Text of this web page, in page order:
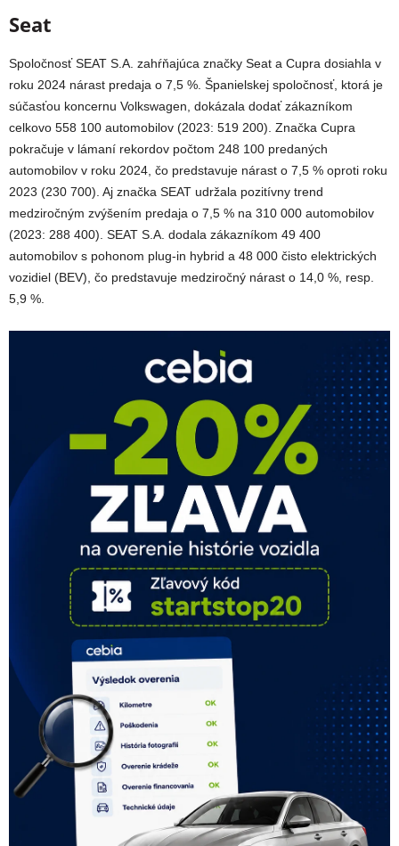
Seat
Spoločnosť SEAT S.A. zahŕňajúca značky Seat a Cupra dosiahla v
roku 2024 nárast predaja o 7,5 %. Španielskej spoločnosť, ktorá je
súčasťou koncernu Volkswagen, dokázala dodať zákazníkom
celkovo 558 100 automobilov (2023: 519 200). Značka Cupra
pokračuje v lámaní rekordov počtom 248 100 predaných
automobilov v roku 2024, čo predstavuje nárast o 7,5 % oproti roku
2023 (230 700). Aj značka SEAT udržala pozitívny trend
medziročným zvýšením predaja o 7,5 % na 310 000 automobilov
(2023: 288 400). SEAT S.A. dodala zákazníkom 49 400
automobilov s pohonom plug-in hybrid a 48 000 čisto elektrických
vozidiel (BEV), čo predstavuje medziročný nárast o 14,0 %, resp.
5,9 %.